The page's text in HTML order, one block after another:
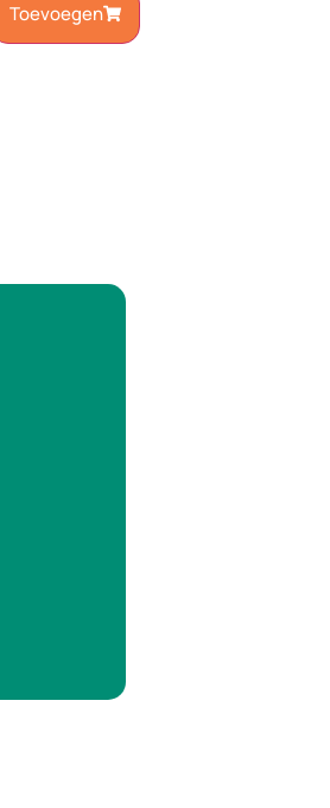
Toevoegen